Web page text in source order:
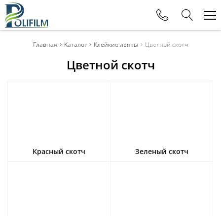
Телефоны
+375 (29) 177-11-88
+375 (29) 625-32-15
Главная Каталог Клейкие ленты Цветной скотч
Цветной скотч
Красный скотч Зеленый скотч